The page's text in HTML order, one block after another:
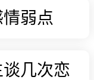
弱点
几次恋